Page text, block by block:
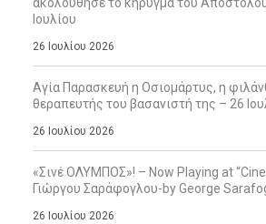
Ιουλίου
26 Ιουλίου 2026
Αγία Παρασκευή η Οσιομάρτυς, η
θεραπευτής του βασανιστή της – 26
26 Ιουλίου 2026
«Σινέ ΟΛΥΜΠΟΣ»! – Now Playing at “Cine
Γιώργου Σαράφογλου-by George
26 Ιουλίου 2026